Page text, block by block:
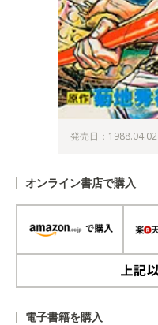
発売日：1988.04.02
オンライン書店で購入
電子書籍を購入